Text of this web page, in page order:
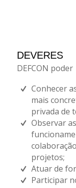
DEVERES
DEFCON poder
Conhecer
mais
privada de
Observar
projetos;
Atuar de
Participar